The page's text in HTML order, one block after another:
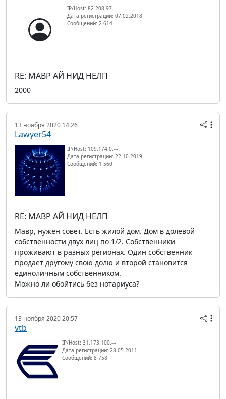
IP/Host: 82.208.97.---
Дата регистрации: 07.02.2018
Сообщений: 2 614
RE: МАВР АЙ НИД НЕЛП
2000
13 ноября 2020 14:26
Lawyer54
IP/Host: 109.174.0.---
Дата регистрации: 22.10.2019
Сообщений: 1 560
RE: МАВР АЙ НИД НЕЛП
Мавр, нужен совет. Есть жилой дом. Дом в долевой
собственности двух лиц по 1/2. Собственники
проживают в разных регионах. Один собственник
продает другому свою долю и второй становится
единоличным собственником.
Можно ли обойтись без нотариуса?
13 ноября 2020 20:57
vtb
IP/Host: 31.173.100.---
Дата регистрации: 28.05.2011
Сообщений: 8 758